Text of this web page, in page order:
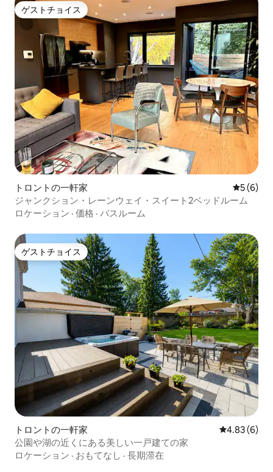
ゲストチョイス
ゲストチョイス
トロントの一軒家 レビュー
5 (6)
ジャンクション・レーンウェイ・スイート2ベッドルーム
ロケーション · 価格 · バスルーム
ゲストチョイス
ゲストチョイス
トロントの一軒家 レビュー6
4.83 (6)
公園や湖の近くにある美しい一戸建ての家
ロケーション · おもてなし · 長期滞在